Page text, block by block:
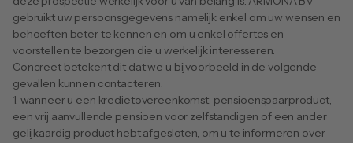
gebruikt uw persoonsgegevens namelijk enkel om uw wensen en
behoeften beter te kennen en om u enkel offertes en
voorstellen te bezorgen die u werkelijk interesseren.
Concreet betekent dit dat we u bijvoorbeeld in de volgende
gevallen kunnen contacteren:
1. wanneer u een kredietovereenkomst, pensioenspaarproduct,
een vrij aanvullende pensioen voor zelfstandigen of een ander
gelijkaardig product hebt afgesloten, om u te informeren over